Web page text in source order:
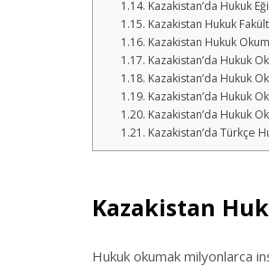
Kazakistan’da Hukuk
Kazakistan Hukuk
Kazakistan Hukuk
Kazakistan’da Hukuk
Kazakistan’da Hukuk
Kazakistan’da Hukuk
Kazakistan’da Hukuk
Kazakistan’da Türkçe
Kazakistan
Hukuk okumak milyonlarca